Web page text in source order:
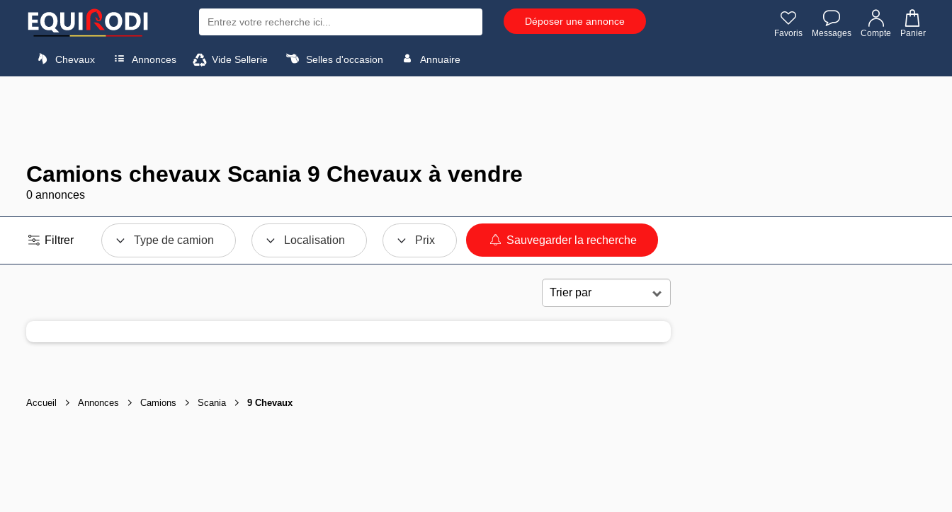
Déposer une annonce
Favoris Messages Compte Panier
Chevaux Annonces Vide Sellerie Selles d'occasion Annuaire
Camions chevaux Scania 9 Chevaux à vendre
0 annonces
Filtrer Type de camion Localisation Prix Sauvegarder la recherche
Accueil Annonces Camions Scania 9 Chevaux